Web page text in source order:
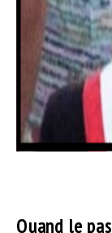
Quand le